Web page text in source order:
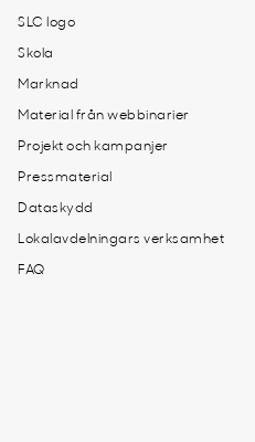
SLC logo
Skola
Marknad
Material från webbinarier
Projekt och kampanjer
Pressmaterial
Dataskydd
Lokalavdelningars verksamhet
FAQ